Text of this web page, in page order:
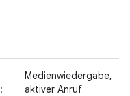
:
Medienwiedergabe,
aktiver Anruf